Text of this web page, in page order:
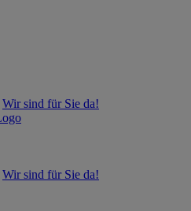
Wir sind für Sie da!
Wir sind für Sie da!